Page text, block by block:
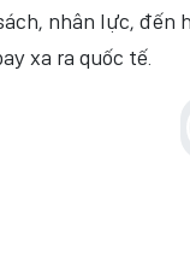
nhân lực, đến
xa ra quốc tế.